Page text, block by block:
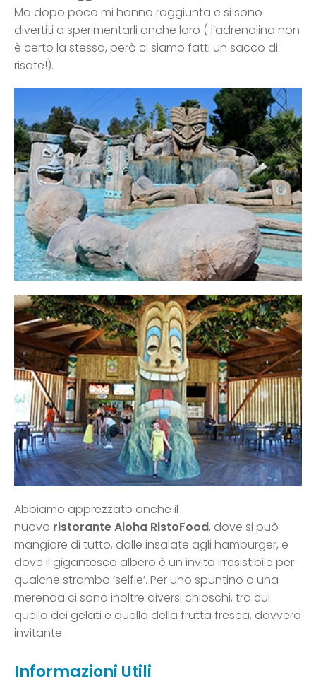
Ma dopo poco mi hanno raggiunta e si sono
divertiti a sperimentarli anche loro ( l’adrenalina non
è certo la stessa, però ci siamo fatti un sacco di
risate!).
Abbiamo apprezzato anche il
nuovo ristorante Aloha RistoFood, dove si può
mangiare di tutto, dalle insalate agli hamburger, e
dove il gigantesco albero è un invito irresistibile per
qualche strambo ‘selfie’. Per uno spuntino o una
merenda ci sono inoltre diversi chioschi, tra cui
quello dei gelati e quello della frutta fresca, davvero
invitante.
Informazioni Utili